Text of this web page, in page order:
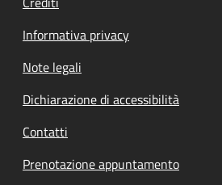
Informativa privacy
Note legali
Dichiarazione di accessibilità
Contatti
Prenotazione appuntamento